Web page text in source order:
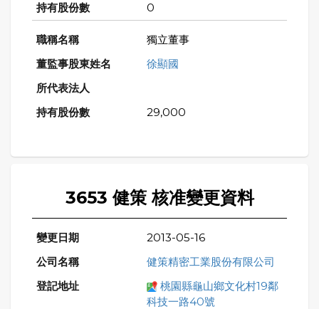
0
獨立董事
徐顯國
29,000
3653 健策 核准變更資料
2013-05-16
健策精密工業股份有限公司
桃園縣龜山鄉文化村19鄰
科技一路40號